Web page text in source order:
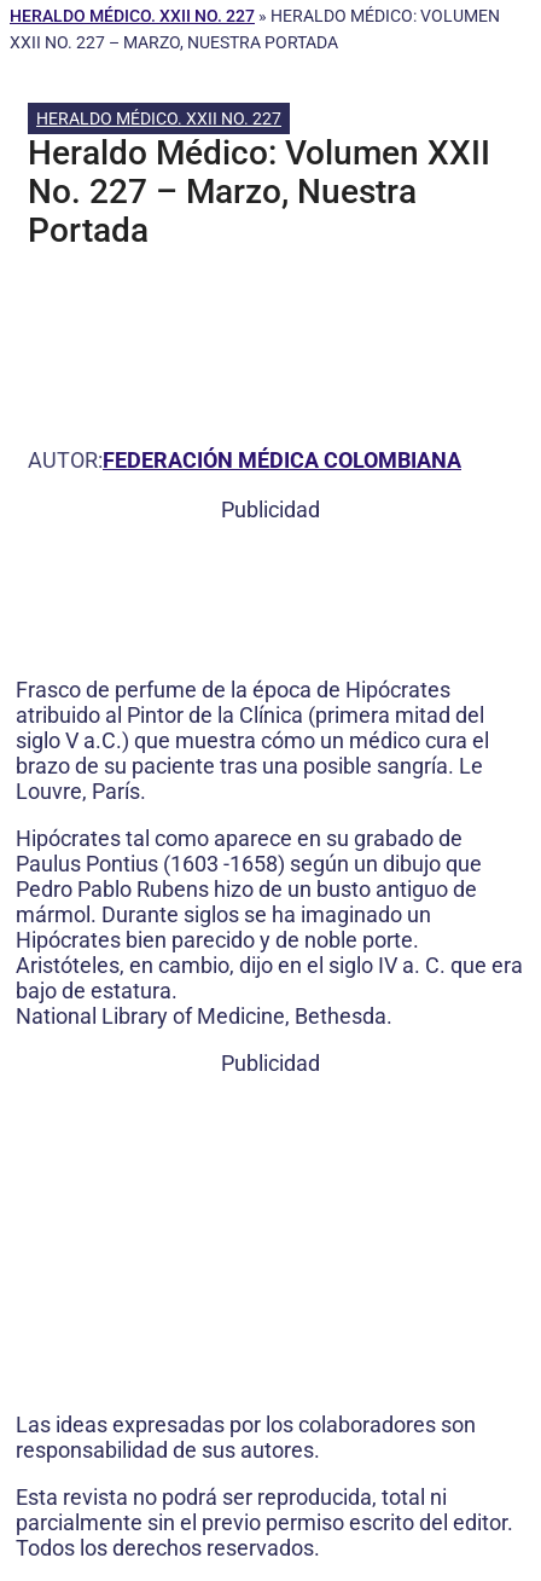
HERALDO MÉDICO. XXII NO. 227 » HERALDO MÉDICO: VOLUMEN
XXII NO. 227 – MARZO, NUESTRA PORTADA
HERALDO MÉDICO. XXII NO. 227
Heraldo Médico: Volumen XXII
No. 227 – Marzo, Nuestra
Portada
AUTOR:FEDERACIÓN MÉDICA COLOMBIANA
Publicidad
Frasco de perfume de la época de Hipócrates
atribuido al Pintor de la Clínica (primera mitad del
siglo V a.C.) que muestra cómo un médico cura el
brazo de su paciente tras una posible sangría. Le
Louvre, París.
Hipócrates tal como aparece en su grabado de
Paulus Pontius (1603 -1658) según un dibujo que
Pedro Pablo Rubens hizo de un busto antiguo de
mármol. Durante siglos se ha imaginado un
Hipócrates bien parecido y de noble porte.
Aristóteles, en cambio, dijo en el siglo IV a. C. que era
bajo de estatura.
National Library of Medicine, Bethesda.
Publicidad
Las ideas expresadas por los colaboradores son
responsabilidad de sus autores.
Esta revista no podrá ser reproducida, total ni
parcialmente sin el previo permiso escrito del editor.
Todos los derechos reservados.